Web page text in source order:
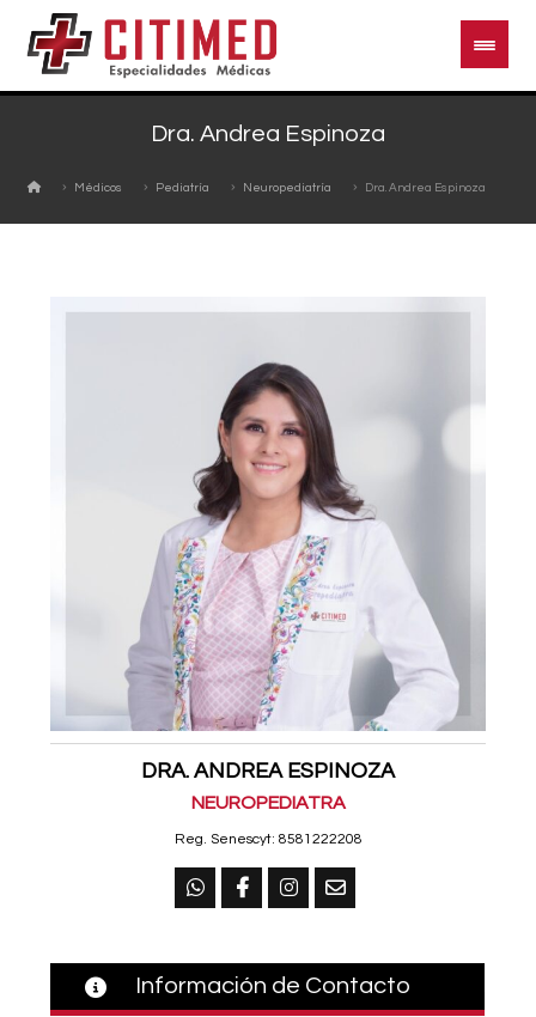
Dra. Andrea Espinoza
Médicos Pediatría Neuropediatría Dra. Andrea Espinoza
DRA. ANDREA ESPINOZA
NEUROPEDIATRA
Reg. Senescyt: 8581222208
Información de Contacto